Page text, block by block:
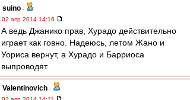
suino -
02 апр 2014 14:16
А ведь Джанико прав, Хурадо действительно
играет как говно. Надеюсь, летом Жано и
Уориса вернут, а Хурадо и Барриоса
выпроводят.
Valentinovich -